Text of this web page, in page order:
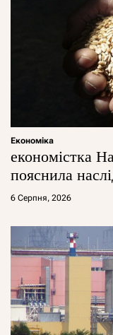
Економіка
економістка
пояснила
6 Серпня, 2026